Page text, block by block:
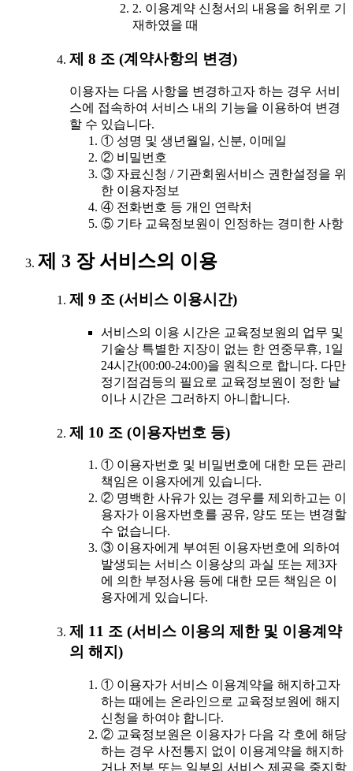
2. 이용계약 신청서의 내용을 허위로 기
재하였을 때
제 8 조 (계약사항의 변경)
이용자는 다음 사항을 변경하고자 하는 경우 서비
스에 접속하여 서비스 내의 기능을 이용하여 변경
할 수 있습니다.
① 성명 및 생년월일, 신분, 이메일
② 비밀번호
③ 자료신청 / 기관회원서비스 권한설정을 위
한 이용자정보
④ 전화번호 등 개인 연락처
⑤ 기타 교육정보원이 인정하는 경미한 사항
제 3 장 서비스의 이용
제 9 조 (서비스 이용시간)
서비스의 이용 시간은 교육정보원의 업무 및
기술상 특별한 지장이 없는 한 연중무휴, 1일
24시간(00:00-24:00)을 원칙으로 합니다. 다만
정기점검등의 필요로 교육정보원이 정한 날
이나 시간은 그러하지 아니합니다.
제 10 조 (이용자번호 등)
① 이용자번호 및 비밀번호에 대한 모든 관리
책임은 이용자에게 있습니다.
② 명백한 사유가 있는 경우를 제외하고는 이
용자가 이용자번호를 공유, 양도 또는 변경할
수 없습니다.
③ 이용자에게 부여된 이용자번호에 의하여
발생되는 서비스 이용상의 과실 또는 제3자
에 의한 부정사용 등에 대한 모든 책임은 이
용자에게 있습니다.
제 11 조 (서비스 이용의 제한 및 이용계약
의 해지)
① 이용자가 서비스 이용계약을 해지하고자
하는 때에는 온라인으로 교육정보원에 해지
신청을 하여야 합니다.
② 교육정보원은 이용자가 다음 각 호에 해당
하는 경우 사전통지 없이 이용계약을 해지하
거나 전부 또는 일부의 서비스 제공을 중지할